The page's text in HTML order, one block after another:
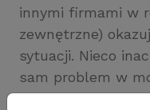
innymi firmami w
zewnętrzne)
sytuacji. Nieco
sam problem w
że kierownik